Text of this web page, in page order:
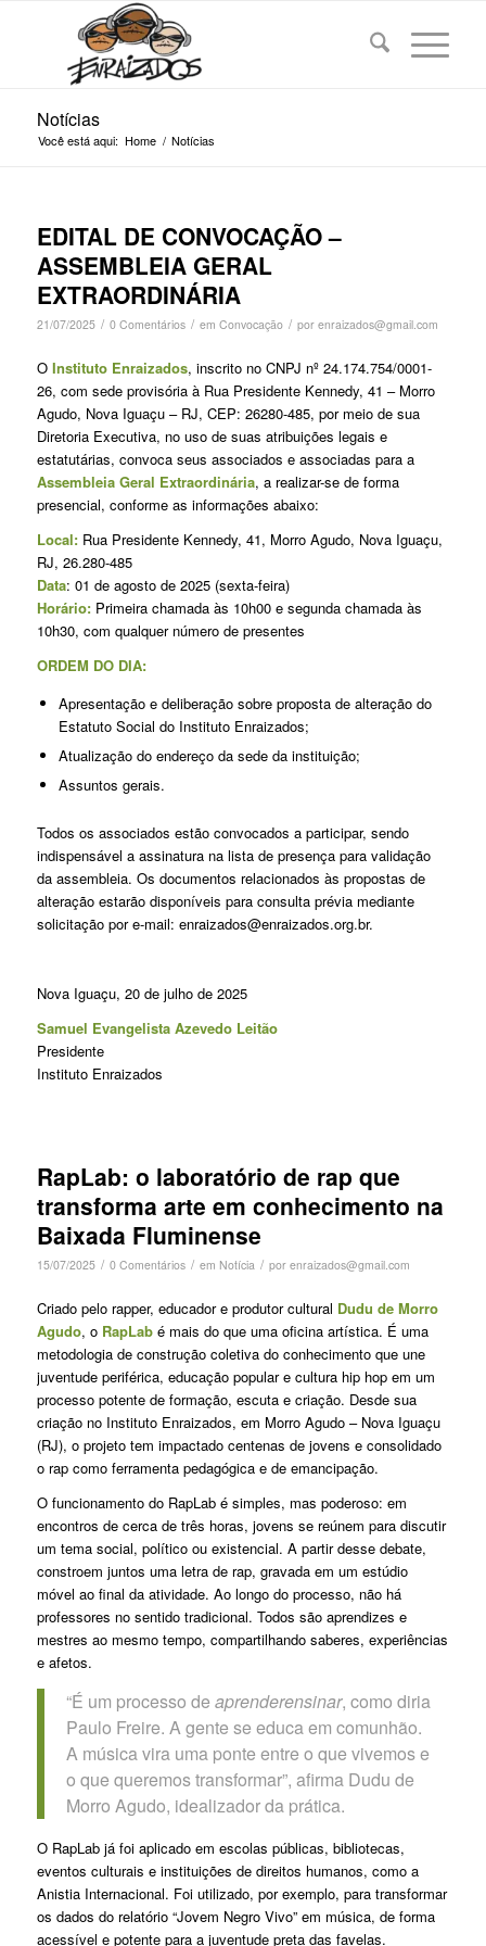
Notícias
Você está aqui: Home / Notícias
EDITAL DE CONVOCAÇÃO –
ASSEMBLEIA GERAL
EXTRAORDINÁRIA
21/07/2025 / 0 Comentários / em Convocação / por enraizados@gmail.com
O Instituto Enraizados, inscrito no CNPJ nº 24.174.754/0001-
26, com sede provisória à Rua Presidente Kennedy, 41 – Morro
Agudo, Nova Iguaçu – RJ, CEP: 26280-485, por meio de sua
Diretoria Executiva, no uso de suas atribuições legais e
estatutárias, convoca seus associados e associadas para a
Assembleia Geral Extraordinária, a realizar-se de forma
presencial, conforme as informações abaixo:
Local:Rua Presidente Kennedy, 41, Morro Agudo, Nova Iguaçu,
RJ, 26.280-485
Data: 01 de agosto de 2025 (sexta-feira)
Horário:Primeira chamada às 10h00 e segunda chamada às
10h30, com qualquer número de presentes
ORDEM DO DIA:
Apresentação e deliberação sobre proposta de alteração do
Estatuto Social do Instituto Enraizados;
Atualização do endereço da sede da instituição;
Assuntos gerais.
Todos os associados estão convocados a participar, sendo
indispensável a assinatura na lista de presença para validação
da assembleia. Os documentos relacionados às propostas de
alteração estarão disponíveis para consulta prévia mediante
solicitação por e-mail: enraizados@enraizados.org.br.
Nova Iguaçu, 20 de julho de 2025
Samuel Evangelista Azevedo Leitão
Presidente
Instituto Enraizados
RapLab: o laboratório de rap que
transforma arte em conhecimento na
Baixada Fluminense
15/07/2025 / 0 Comentários / em Notícia / por enraizados@gmail.com
Criado pelo rapper, educador e produtor cultural Dudu de Morro
Agudo, o RapLabé mais do que uma oficina artística. É uma
metodologia de construção coletiva do conhecimento que une
juventude periférica, educação popular e cultura hip hop em um
processo potente de formação, escuta e criação. Desde sua
criação no Instituto Enraizados, em Morro Agudo – Nova Iguaçu
(RJ), o projeto tem impactado centenas de jovens e consolidado
o rap como ferramenta pedagógica e de emancipação.
O funcionamento do RapLab é simples, mas poderoso: em
encontros de cerca de três horas, jovens se reúnem para discutir
um tema social, político ou existencial. A partir desse debate,
constroem juntos uma letra de rap, gravada em um estúdio
móvel ao final da atividade. Ao longo do processo, não há
professores no sentido tradicional. Todos são aprendizes e
mestres ao mesmo tempo, compartilhando saberes, experiências
e afetos.
“É um processo de aprenderensinar, como diria
Paulo Freire. A gente se educa em comunhão.
A música vira uma ponte entre o que vivemos e
o que queremos transformar”, afirma Dudu de
Morro Agudo, idealizador da prática.
O RapLab já foi aplicado em escolas públicas, bibliotecas,
eventos culturais e instituições de direitos humanos, como a
Anistia Internacional. Foi utilizado, por exemplo, para transformar
os dados do relatório “Jovem Negro Vivo” em música, de forma
acessível e potente para a juventude preta das favelas.